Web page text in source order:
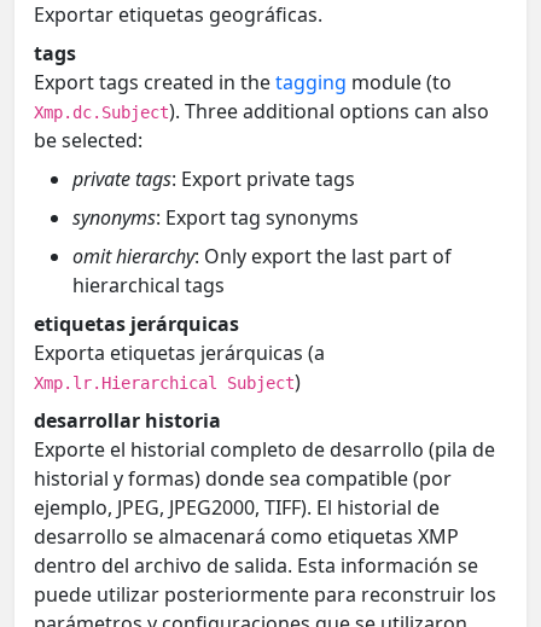
Exportar etiquetas geográficas.
tags
Export tags created in thetagging module (to
Xmp.dc.Subject). Three additional options can also
be selected:
private tags: Export private tags
synonyms: Export tag synonyms
omit hierarchy: Only export the last part of
hierarchical tags
etiquetas jerárquicas
Exporta etiquetas jerárquicas (a
Xmp.lr.Hierarchical Subject)
desarrollar historia
Exporte el historial completo de desarrollo (pila de
historial y formas) donde sea compatible (por
ejemplo, JPEG, JPEG2000, TIFF). El historial de
desarrollo se almacenará como etiquetas XMP
dentro del archivo de salida. Esta información se
puede utilizar posteriormente para reconstruir los